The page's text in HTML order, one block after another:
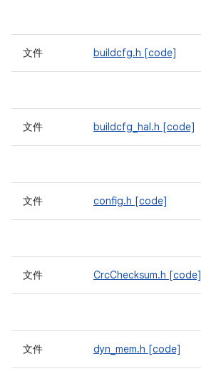
文件 buildcfg.h [code]
文件 buildcfg_hal.h [code]
文件 config.h [code]
文件 CrcChecksum.h [code]
文件 dyn_mem.h [code]